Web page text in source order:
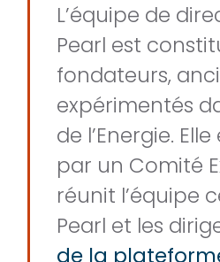
L’équipe de
Pearl est
fondateurs,
expérimentés
de l’Energie.
par un Comité
réunit l’équipe
Pearl et les
de la